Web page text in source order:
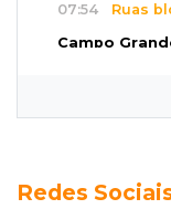
07:54 Ruas
Campo
hoje paga um
Redes